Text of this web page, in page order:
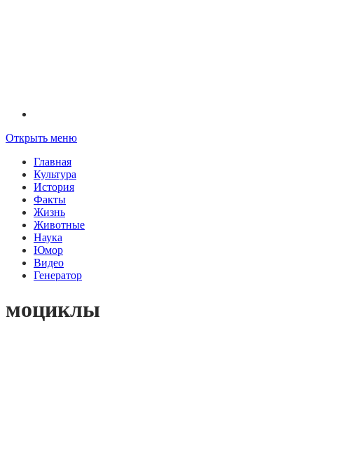
Открыть меню
Главная
Культура
История
Факты
Жизнь
Животные
Наука
Юмор
Видео
Генератор
моциклы